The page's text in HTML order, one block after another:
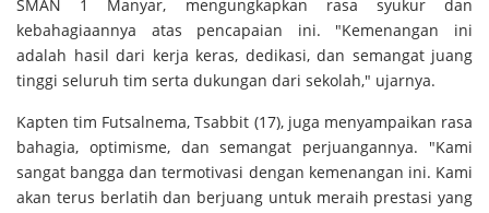
SMAN 1 Manyar, mengungkapkan rasa syukur dan
kebahagiaannya atas pencapaian ini. "Kemenangan ini
adalah hasil dari kerja keras, dedikasi, dan semangat juang
tinggi seluruh tim serta dukungan dari sekolah," ujarnya.
Kapten tim Futsalnema, Tsabbit (17), juga menyampaikan rasa
bahagia, optimisme, dan semangat perjuangannya. "Kami
sangat bangga dan termotivasi dengan kemenangan ini. Kami
akan terus berlatih dan berjuang untuk meraih prestasi yang